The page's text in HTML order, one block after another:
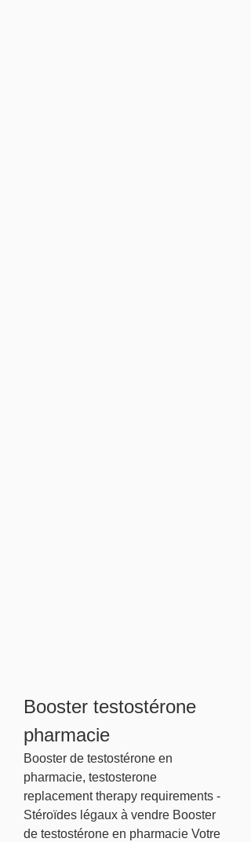
Booster testostérone
pharmacie
Booster de testostérone en
pharmacie, testosterone
replacement therapy requirements -
Stéroïdes légaux à vendre Booster
de testostérone en pharmacie Votre